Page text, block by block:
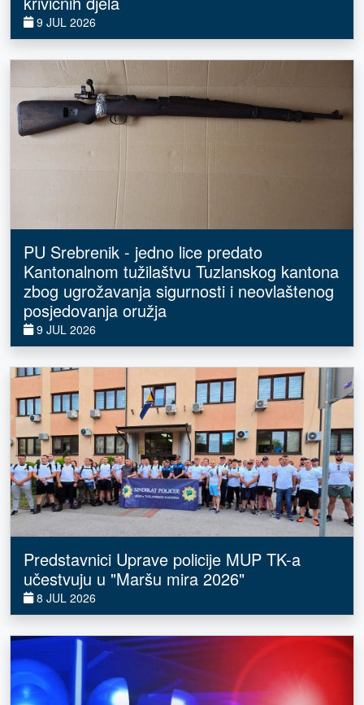
9 JUL 2026
PU Srebrenik - jedno lice predato
Kantonalnom tužilaštvu Tuzlanskog kantona
zbog ugrožavanja sigurnosti i neovlaštenog
posjedovanja oružja
9 JUL 2026
Predstavnici Uprave policije MUP TK-a
učestvuju u "Maršu mira 2026"
8 JUL 2026